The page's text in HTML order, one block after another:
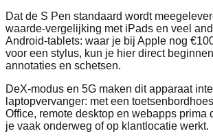
Dat de S Pen standaard wordt
waarde‑vergelijking met iPads en veel
Android‑tablets: waar je bij Apple nog
voor een stylus, kun je hier direct
annotaties en schetsen.
DeX‑modus en 5G maken dit apparaat
laptopvervanger: met een
Office, remote desktop en webapps prima
je vaak onderweg of op klantlocatie werkt.